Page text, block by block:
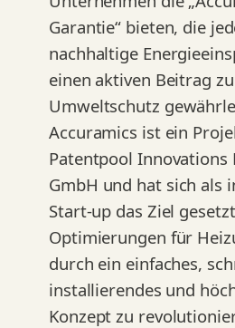
Garantie“ bieten, die
nachhaltige
einen aktiven Beitrag
Umweltschutz
Accuramics ist ein
Patentpool Innovations
GmbH und hat sich als
Start-up das Ziel
Optimierungen für
durch ein einfaches,
installierendes und
Konzept zu